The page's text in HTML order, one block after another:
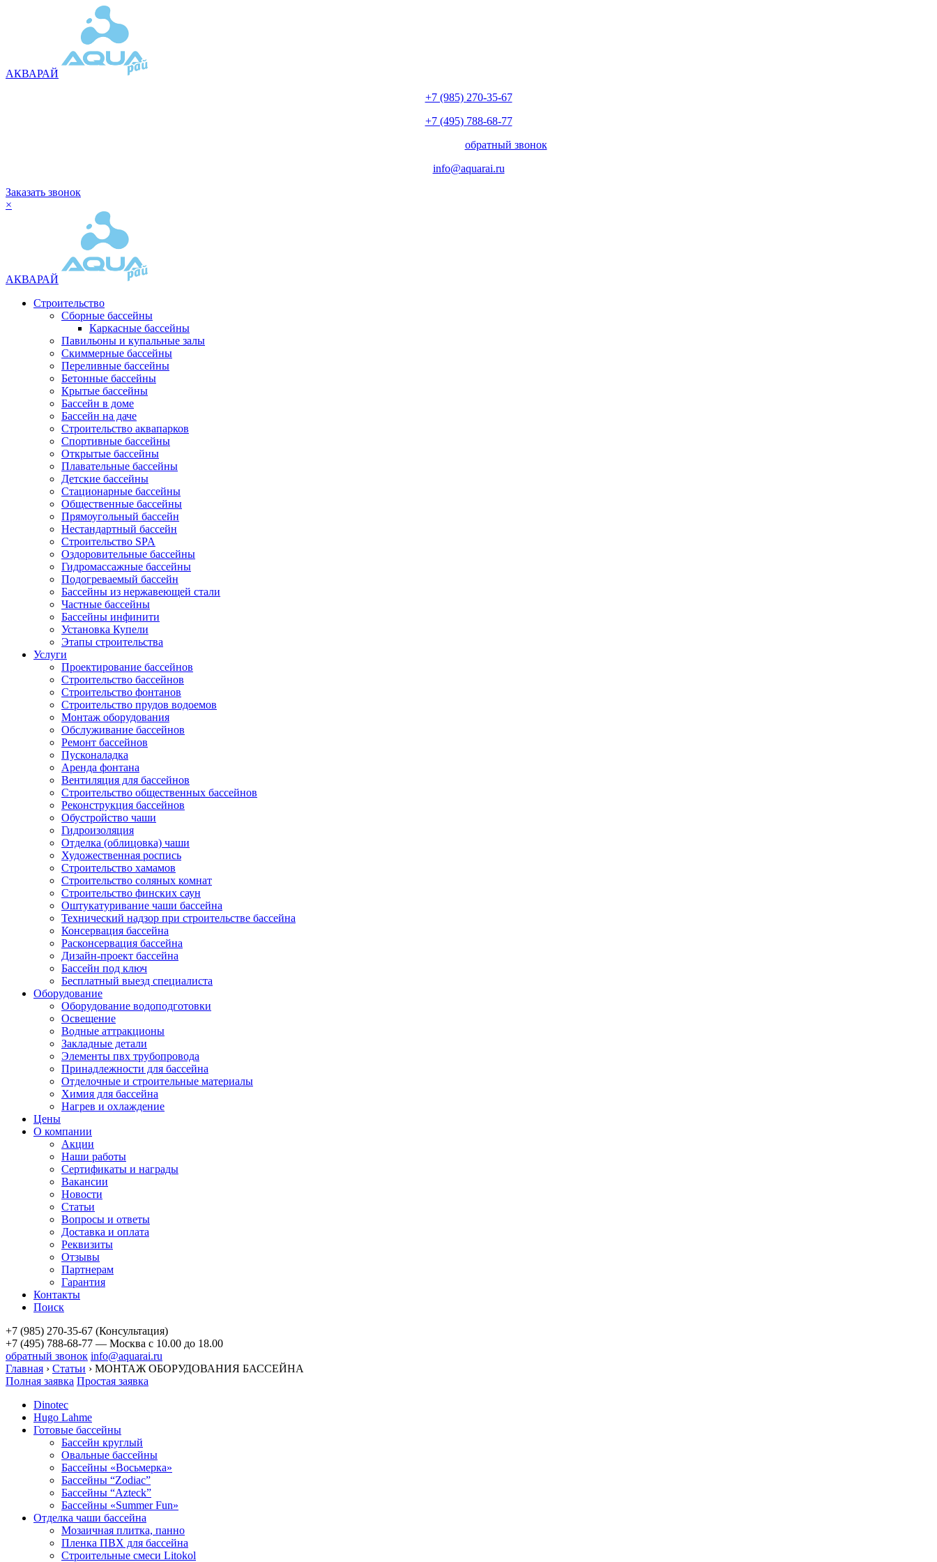
АКВАРАЙ
+7 (985) 270-35-67
+7 (495) 788-68-77
обратный звонок
info@aquarai.ru
Заказать звонок
×
АКВАРАЙ
Строительство
Сборные бассейны
Каркасные бассейны
Павильоны и купальные залы
Скиммерные бассейны
Переливные бассейны
Бетонные бассейны
Крытые бассейны
Бассейн в доме
Бассейн на даче
Строительство аквапарков
Спортивные бассейны
Открытые бассейны
Плавательные бассейны
Детские бассейны
Стационарные бассейны
Общественные бассейны
Прямоугольный бассейн
Нестандартный бассейн
Строительство SPA
Оздоровительные бассейны
Гидромассажные бассейны
Подогреваемый бассейн
Бассейны из нержавеющей стали
Частные бассейны
Бассейны инфинити
Установка Купели
Этапы строительства
Услуги
Проектирование бассейнов
Строительство бассейнов
Строительство фонтанов
Строительство прудов водоемов
Монтаж оборудования
Обслуживание бассейнов
Ремонт бассейнов
Пусконаладка
Аренда фонтана
Вентиляция для бассейнов
Строительство общественных бассейнов
Реконструкция бассейнов
Обустройство чаши
Гидроизоляция
Отделка (облицовка) чаши
Художественная роспись
Строительство хамамов
Строительство соляных комнат
Строительство финских саун
Оштукатуривание чаши бассейна
Технический надзор при строительстве бассейна
Консервация бассейна
Расконсервация бассейна
Дизайн-проект бассейна
Бассейн под ключ
Бесплатный выезд специалиста
Оборудование
Оборудование водоподготовки
Освещение
Водные аттракционы
Закладные детали
Элементы пвх трубопровода
Принадлежности для бассейна
Отделочные и строительные материалы
Химия для бассейна
Нагрев и охлаждение
Цены
О компании
Акции
Наши работы
Сертификаты и награды
Вакансии
Новости
Статьи
Вопросы и ответы
Доставка и оплата
Реквизиты
Отзывы
Партнерам
Гарантия
Контакты
Поиск
+7 (985) 270-35-67 (Консультация)
+7 (495) 788-68-77 — Москва с 10.00 до 18.00
обратный звонок info@aquarai.ru
Главная › Статьи › МОНТАЖ ОБОРУДОВАНИЯ БАССЕЙНА
Полная заявка Простая заявка
Dinotec
Hugo Lahme
Готовые бассейны
Бассейн круглый
Овальные бассейны
Бассейны «Восьмерка»
Бассейны “Zodiac”
Бассейны “Azteck”
Бассейны «Summer Fun»
Отделка чаши бассейна
Мозаичная плитка, панно
Пленка ПВХ для бассейна
Строительные смеси Litokol